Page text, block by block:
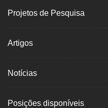
Projetos de Pesquisa
Artigos
Notícias
Posições disponíveis